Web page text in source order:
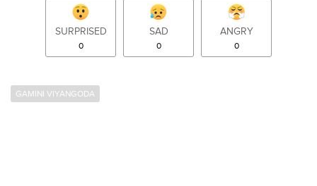
SURPRISED
0
SAD
0
ANGRY
0
GAMINI VIYANGODA